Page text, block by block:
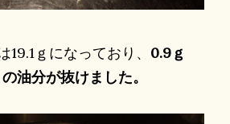
ｇになっており、 0.9ｇ
油分が抜けました。